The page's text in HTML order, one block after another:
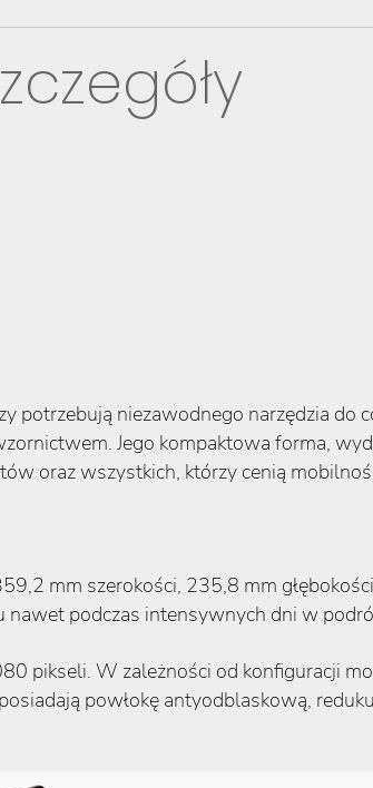
niezawodnego narzędzia do
Jego kompaktowa forma,
oraz wszystkich, którzy cenią
mm szerokości, 235,8 mm
nawet podczas intensywnych dni w
pikseli. W zależności od konfiguracji
powłokę antyodblaskową,